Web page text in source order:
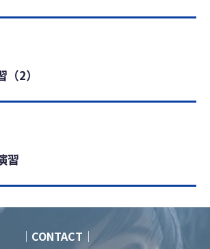
2）
習
｜CONTACT｜